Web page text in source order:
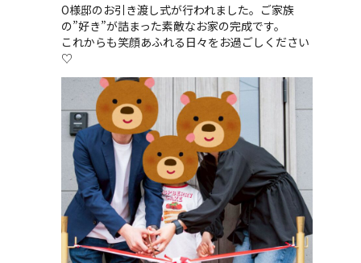
O様邸のお引き渡し式が行われました。ご家族
の”好き”が詰まった素敵なお家の完成です。
これからも笑顔あふれる日々をお過ごしください
♡